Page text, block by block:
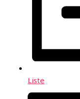
Liste